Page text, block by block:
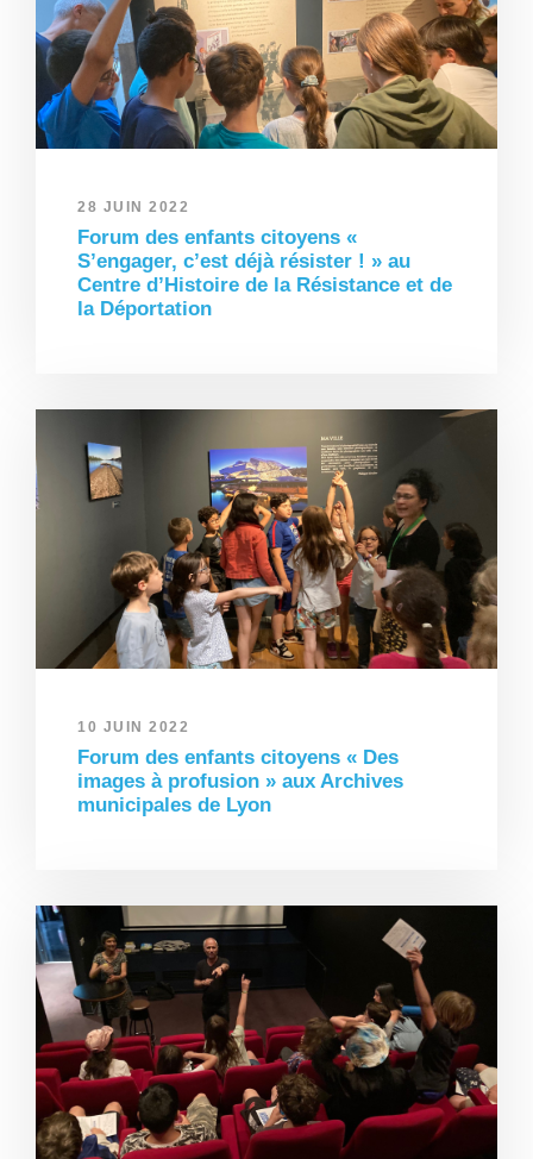
28 JUIN 2022
Forum des enfants citoyens «
S’engager, c’est déjà résister ! » au
Centre d’Histoire de la Résistance et de
la Déportation
10 JUIN 2022
Forum des enfants citoyens « Des
images à profusion » aux Archives
municipales de Lyon